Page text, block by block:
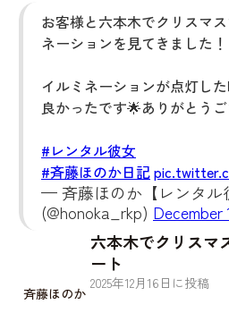
お客様と六本木でクリスマ
ネーションを見てきました！
イルミネーションが点灯し
良かったです🌟ありがとう
#レンタル彼女
#斉藤ほのか日記
— 斉藤ほのか【レンタル
(@honoka_rkp) December
斉藤ほのか
六本木でクリスマ
ート
2025年12月 16 日に投稿